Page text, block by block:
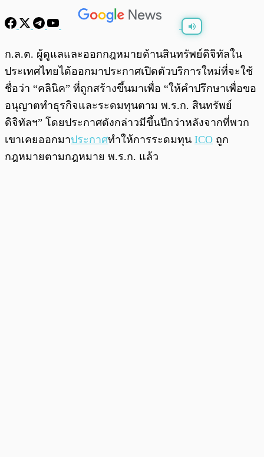
พร้อมเล่น 0:00/ 0:00
ก.ล.ต. ผู้ดูแลและออกกฎหมายด้านสินทรัพย์ดิจิทัลใน
ประเทศไทยได้ออกมาประกาศเปิดตัวบริการใหม่ที่จะใช้
ชื่อว่า “คลินิค” ที่ถูกสร้างขึ้นมาเพื่อ “ให้คำปรึกษาเพื่อขอ
อนุญาตทำธุรกิจและระดมทุนตาม พ.ร.ก. สินทรัพย์
ดิจิทัลฯ” โดยประกาศดังกล่าวมีขึ้นปีกว่าหลังจากที่พวก
เขาเคยออกมาประกาศทำให้การระดมทุน ICO ถูก
กฎหมายตามกฎหมาย พ.ร.ก. แล้ว